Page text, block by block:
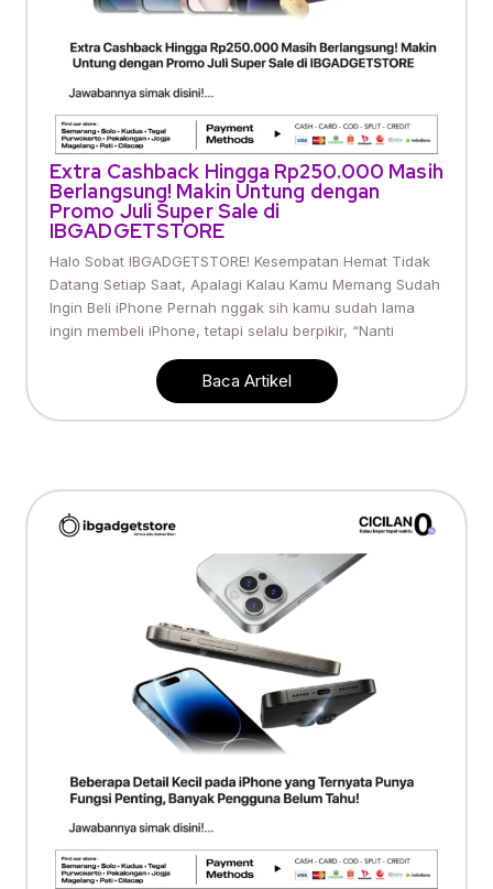
Extra Cashback Hingga Rp250.000 Masih
Berlangsung! Makin Untung dengan
Promo Juli Super Sale di
IBGADGETSTORE
Halo Sobat IBGADGETSTORE! Kesempatan Hemat Tidak
Datang Setiap Saat, Apalagi Kalau Kamu Memang Sudah
Ingin Beli iPhone Pernah nggak sih kamu sudah lama
ingin membeli iPhone, tetapi selalu berpikir, “Nanti
Baca Artikel